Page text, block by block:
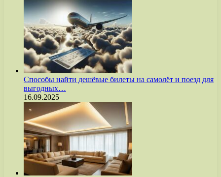
Способы найти дешёвые билеты на самолёт и поезд для
выгодных…
16.09.2025